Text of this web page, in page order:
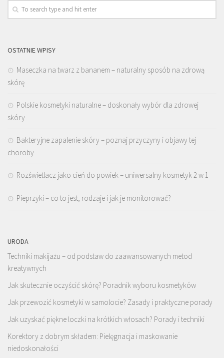
OSTATNIE WPISY
Maseczka na twarz z bananem – naturalny sposób na zdrową
skórę
Polskie kosmetyki naturalne – doskonały wybór dla zdrowej
skóry
Bakteryjne zapalenie skóry – poznaj przyczyny i objawy tej
choroby
Rozświetlacz jako cień do powiek – uniwersalny kosmetyk 2 w 1
Pieprzyki – co to jest, rodzaje i jak je monitorować?
URODA
Techniki makijażu – od podstaw do zaawansowanych metod
kreatywnych
Jak skutecznie oczyścić skórę? Poradnik wyboru kosmetyków
Jak przewozić kosmetyki w samolocie? Zasady i praktyczne porady
Jak uzyskać piękne loczki na krótkich włosach? Porady i techniki
Korektory z dobrym składem: Pielęgnacja i maskowanie
niedoskonałości